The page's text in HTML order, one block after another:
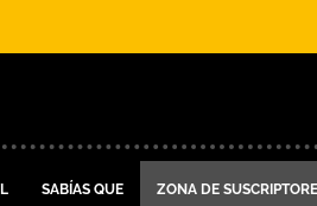
SABÍAS QUE ZONA DE